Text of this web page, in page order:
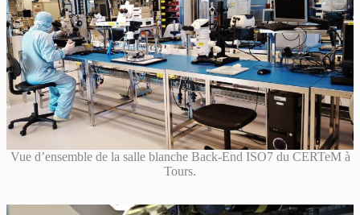
Vue d’ensemble de la salle blanche Back-End ISO7 du CERTeM à
Tours.